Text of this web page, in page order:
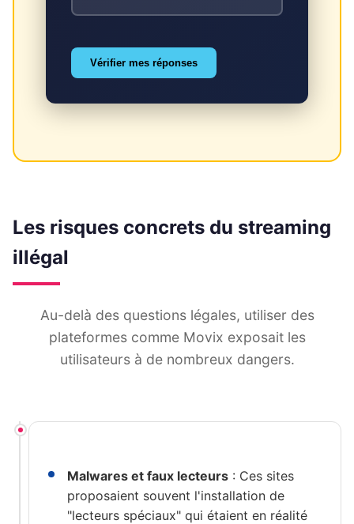
Vérifier mes réponses
Les risques concrets du streaming
illégal
Au-delà des questions légales, utiliser des
plateformes comme Movix exposait les
utilisateurs à de nombreux dangers.
Malwares et faux lecteurs : Ces sites
proposaient souvent l'installation de
"lecteurs spéciaux" qui étaient en réalité